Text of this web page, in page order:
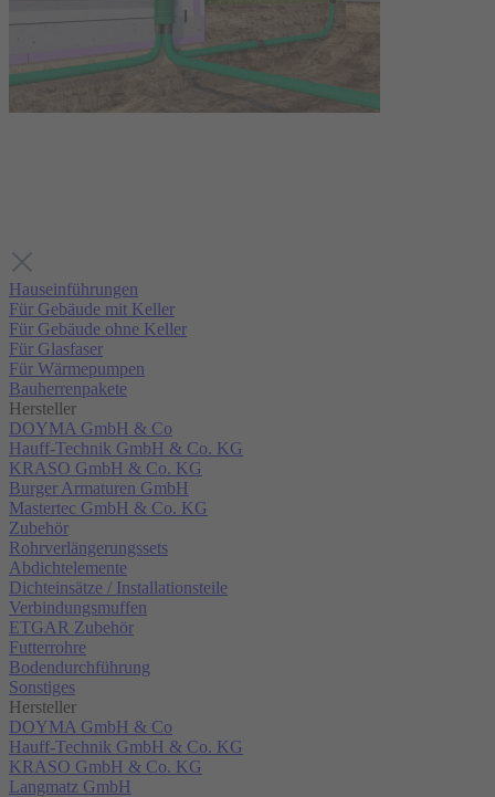
Hauseinführungen
Für Gebäude mit Keller
Für Gebäude ohne Keller
Für Glasfaser
Für Wärmepumpen
Bauherrenpakete
Hersteller
DOYMA GmbH & Co
Hauff-Technik GmbH & Co. KG
KRASO GmbH & Co. KG
Burger Armaturen GmbH
Mastertec GmbH & Co. KG
Zubehör
Rohrverlängerungssets
Abdichtelemente
Dichteinsätze / Installationsteile
Verbindungsmuffen
ETGAR Zubehör
Futterrohre
Bodendurchführung
Sonstiges
Hersteller
DOYMA GmbH & Co
Hauff-Technik GmbH & Co. KG
KRASO GmbH & Co. KG
Langmatz GmbH